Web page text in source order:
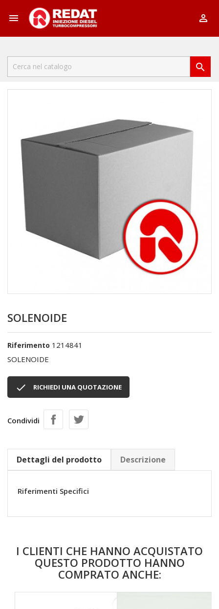
 

SOLENOIDE
Riferimento 1214841
SOLENOIDE
 RICHIEDI UNA QUOTAZIONE
Condividi
Dettagli del prodotto Descrizione
Riferimenti Specifici
I CLIENTI CHE HANNO ACQUISTATO
QUESTO PRODOTTO HANNO
COMPRATO ANCHE: